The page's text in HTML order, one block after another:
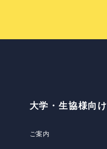
大学・生協様向け
ご案内